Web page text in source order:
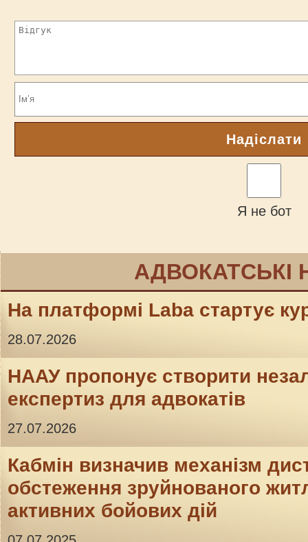
Надіслати
Я не бот
АДВОКАТСЬКІ
На платформі Laba стартує
28.07.2026
НААУ пропонує створити
експертиз для адвокатів
27.07.2026
Кабмін визначив механізм
обстеження зруйнованого
активних бойових дій